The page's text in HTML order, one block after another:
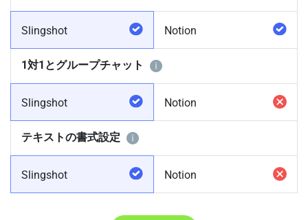
Slingshot Notion
1対1とグループチャット
Slingshot Notion
テキストの書式設定
Slingshot Notion